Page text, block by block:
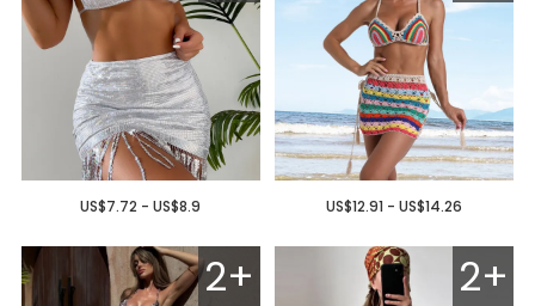
US$12.91 - US$14.26
US$7.72 - US$8.9
2+
2+